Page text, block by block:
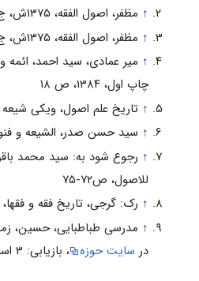
↑ مظفر، اصول الفقه، ۱۳۷۵ش، ج۱، ص۵.
↑ مظفر، اصول الفقه، ۱۳۷۵ش، ج۱، ص۷و۸.
↑ میر عمادی، سید احمد، ائمه
چاپ اول، ۱۳۸۴، ص ۱۸
↑ تاریخ علم اصول، ویکی شیعه
↑ سید حسن صدر، الشیعه و فنون
↑ رجوع شود به: سید محمد باقر
للاصول، ص۷۲-۷۵
↑ رک: گرجی، تاریخ فقه و فقها، ص۳۳۱
↑ مدرسی طباطبایی، حسین،
در سایت حوزه ، بازیابی: ۳ اسفند ۱۳۹۸